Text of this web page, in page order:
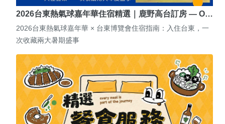
2026台東熱氣球嘉年華住宿精選｜鹿野高台訂房 — O…
2026台東熱氣球嘉年華 × 台東博覽會住宿指南：入住台東，一
次收藏兩大暑期盛事